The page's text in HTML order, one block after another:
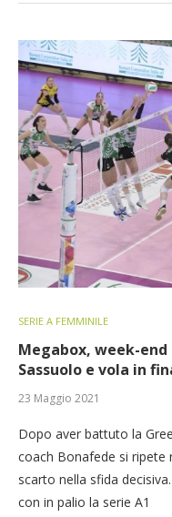
SERIE A FEMMINILE
Megabox, week-
Sassuolo e vola in
23 Maggio 2021
Dopo aver battuto la
coach Bonafede si ripete
scarto nella sfida
con in palio la serie A1